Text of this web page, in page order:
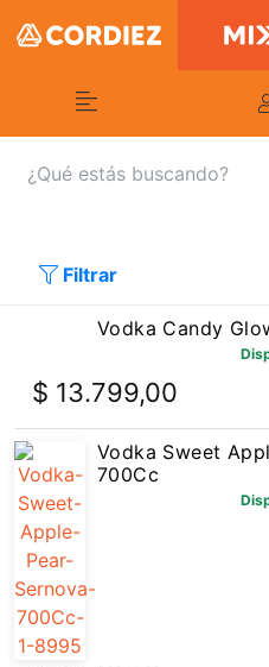
Filtrar
Vodka Candy
$ 13.799,00
Vodka Sweet
700Cc